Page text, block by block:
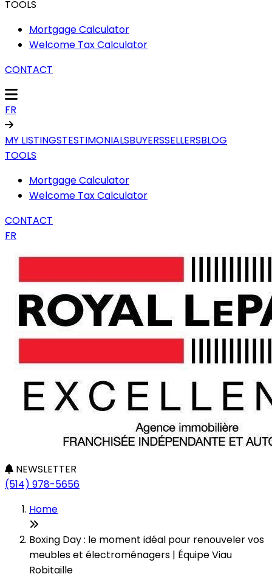
TOOLS
Mortgage Calculator
Welcome Tax Calculator
CONTACT
FR
MY LISTINGSTESTIMONIALSBUYERSSELLERSBLOG
TOOLS
Mortgage Calculator
Welcome Tax Calculator
CONTACT
FR
NEWSLETTER
(514) 978-5656
Home
Boxing Day : le moment idéal pour renouveler vos
meubles et électroménagers | Équipe Viau
Robitaille